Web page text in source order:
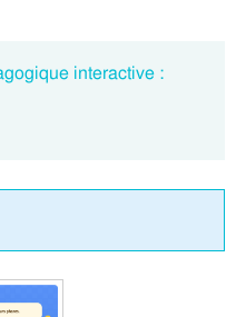
interactive :